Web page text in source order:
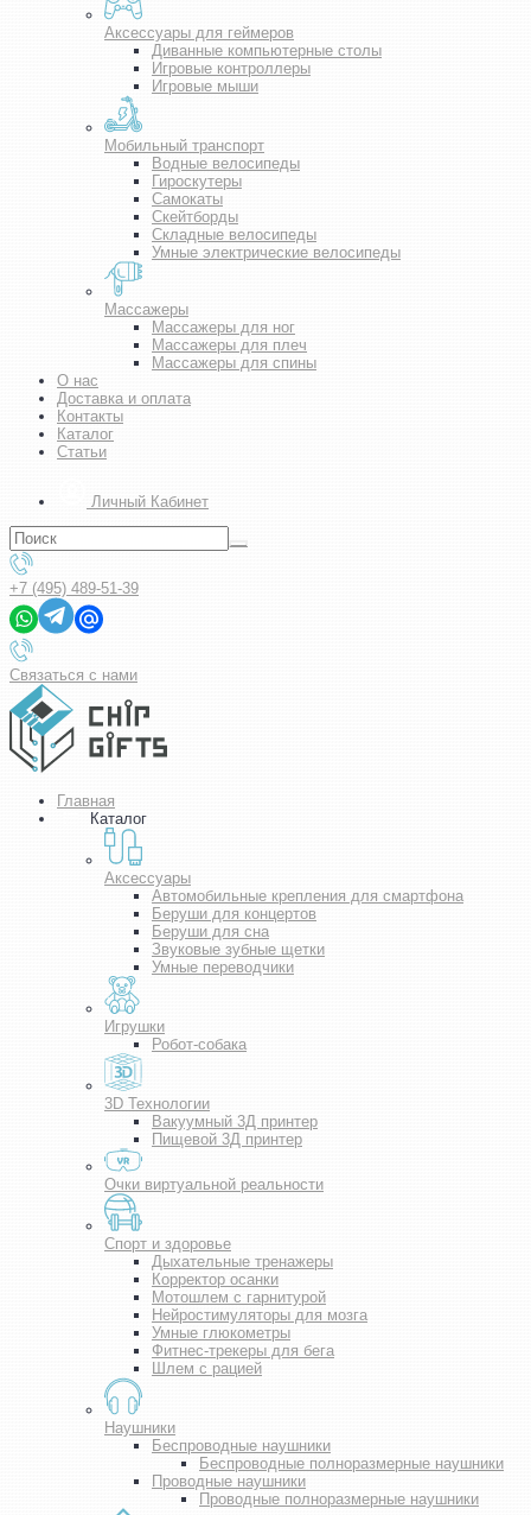
Аксессуары для геймеров
Диванные компьютерные столы
Игровые контроллеры
Игровые мыши
Мобильный транспорт
Водные велосипеды
Гироскутеры
Самокаты
Скейтборды
Складные велосипеды
Умные электрические велосипеды
Массажеры
Массажеры для ног
Массажеры для плеч
Массажеры для спины
О нас
Доставка и оплата
Контакты
Каталог
Статьи
Личный Кабинет
+7 (495) 489-51-39
Связаться с нами
Главная
Каталог
Аксессуары
Автомобильные крепления для смартфона
Беруши для концертов
Беруши для сна
Звуковые зубные щетки
Умные переводчики
Игрушки
Робот-собака
3D Технологии
Вакуумный 3Д принтер
Пищевой 3Д принтер
Очки виртуальной реальности
Спорт и здоровье
Дыхательные тренажеры
Корректор осанки
Мотошлем с гарнитурой
Нейростимуляторы для мозга
Умные глюкометры
Фитнес-трекеры для бега
Шлем с рацией
Наушники
Беспроводные наушники
Беспроводные полноразмерные наушники
Проводные наушники
Проводные полноразмерные наушники